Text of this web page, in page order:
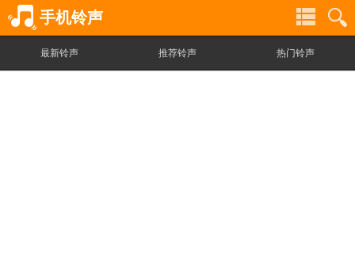
手机铃声
最新铃声 推荐铃声 热门铃声